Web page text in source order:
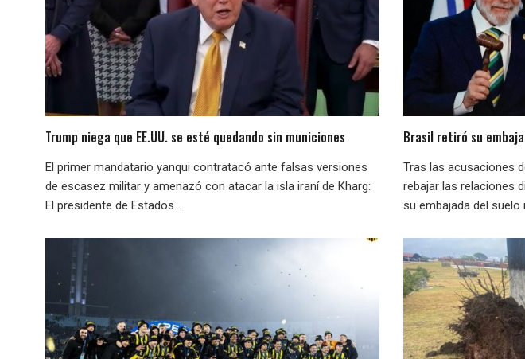
Trump niega que EE.UU. se esté quedando sin municiones
El primer mandatario yanqui contratacó ante falsas versiones
de escasez militar y amenazó con atacar la isla iraní de Kharg:
El presidente de Estados...
Brasil retiró su
Tras las acusaciones
rebajar las relaciones
su embajada del suelo